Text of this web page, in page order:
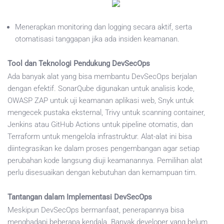
Menerapkan monitoring dan logging secara aktif, serta
otomatisasi tanggapan jika ada insiden keamanan.
Tool dan Teknologi Pendukung DevSecOps
Ada banyak alat yang bisa membantu DevSecOps berjalan
dengan efektif. SonarQube digunakan untuk analisis kode,
OWASP ZAP untuk uji keamanan aplikasi web, Snyk untuk
mengecek pustaka eksternal, Trivy untuk scanning container,
Jenkins atau GitHub Actions untuk pipeline otomatis, dan
Terraform untuk mengelola infrastruktur. Alat-alat ini bisa
diintegrasikan ke dalam proses pengembangan agar setiap
perubahan kode langsung diuji keamanannya. Pemilihan alat
perlu disesuaikan dengan kebutuhan dan kemampuan tim.
Tantangan dalam Implementasi DevSecOps
Meskipun DevSecOps bermanfaat, penerapannya bisa
menghadapi beberapa kendala. Banyak developer yang belum